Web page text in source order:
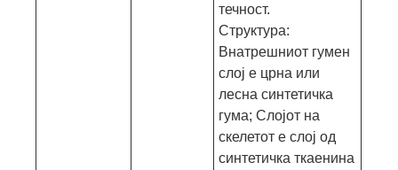
течност.
Структура:
Внатрешниот гумен
слој е црна или
лесна синтетичка
гума; Слојот на
скелетот е слој од
синтетичка ткаенина